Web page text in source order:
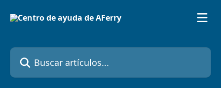
Buscar artículos...